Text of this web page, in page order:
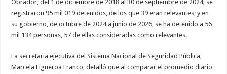
Obrador, del 1 de diciembre de 2018 al 30 de septiembre de 2024, se
registraron 95 mil 019 detenidos, de los que 39 eran relevantes; y en
su gobierno, de octubre de 2024 a junio de 2026, se ha detenido a 56
mil 134 personas, 57 de ellas consideradas como relevantes.
La secretaria ejecutiva del Sistema Nacional de Seguridad Pública,
Marcela Figueroa Franco, detalló que al comparar el promedio diario